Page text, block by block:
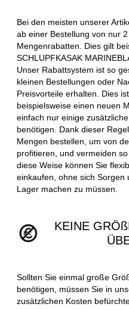
Bei den meisten unserer
ab einer Bestellung von nur
Mengenrabatten. Dies gilt
SCHLUPFKASAK
Unser Rabattsystem ist so
kleinen Bestellungen oder
Preisvorteile erhalten. Dies
beispielsweise einen neuen
einfach nur einige
benötigen. Dank dieser
Mengen bestellen, um von
profitieren, und vermeiden
diese Weise können Sie
einkaufen, ohne sich Sorgen
Lager machen zu müssen.
KEINE
Sollten Sie einmal große
benötigen, müssen Sie in
zusätzlichen Kosten